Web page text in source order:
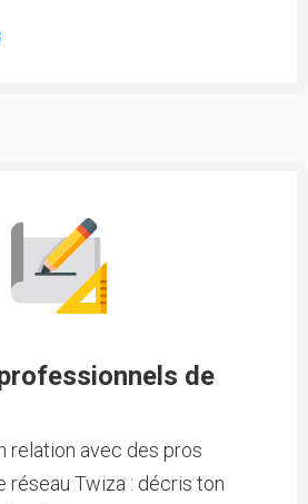
de
relation avec des pros
réseau Twiza : décris ton